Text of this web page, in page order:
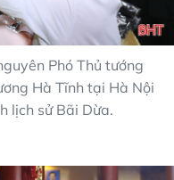
Phó Thủ tướng
Hà Tĩnh tại Hà Nội
lịch sử Bãi Dừa.